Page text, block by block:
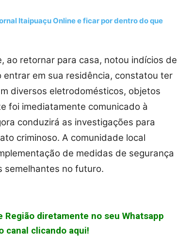
Itaipuaçu Online e ficar por dentro do que
ao retornar para casa, notou indícios de
em sua residência, constatou ter
diversos eletrodomésticos, objetos
foi imediatamente comunicado à
conduzirá as investigações para
criminoso. A comunidade local
de medidas de segurança
semelhantes no futuro.
Região diretamente no seu Whatsapp
canal clicando aqui!